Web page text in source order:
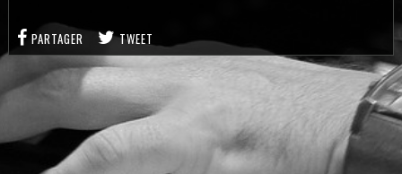
PARTAGER TWEET